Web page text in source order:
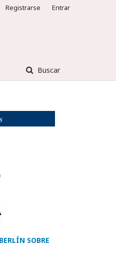
Buscar
Registrarse Entrar
SOBRE